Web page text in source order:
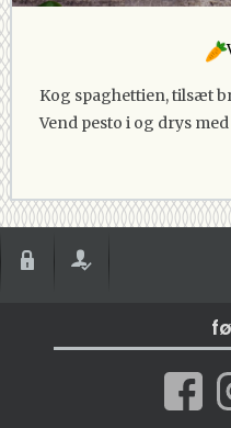
Kog spaghettien, tilsæt
Vend pesto i og drys